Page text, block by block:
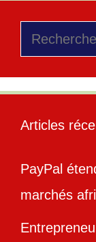
Rechercher
Articles
PayPal
marchés